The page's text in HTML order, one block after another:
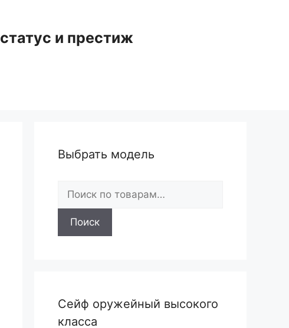
и престиж
Выбрать модель
Искать:
Поиск
Сейф оружейный высокого
класса